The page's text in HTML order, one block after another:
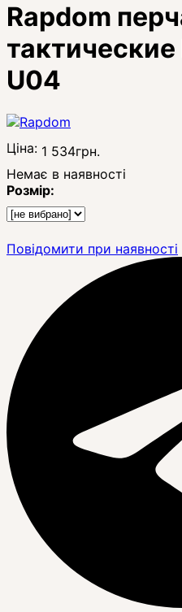
Rapdom
U04
Ціна: 1 534грн.
Немає в наявності
Розмір:
Повідомити при наявності